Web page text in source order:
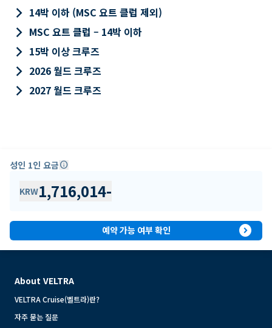
keyboard_arrow_right 14박 이하 (MSC 요트 클럽 제외)
keyboard_arrow_right MSC 요트 클럽 – 14박 이하
keyboard_arrow_right 15박 이상 크루즈
keyboard_arrow_right 2026 월드 크루즈
keyboard_arrow_right 2027 월드 크루즈
성인 1인 요금info
KRW1,716,014-
예약 가능 여부 확인 expand_circle_right
About VELTRA
VELTRA Cruise(벨트라)란?
자주 묻는 질문